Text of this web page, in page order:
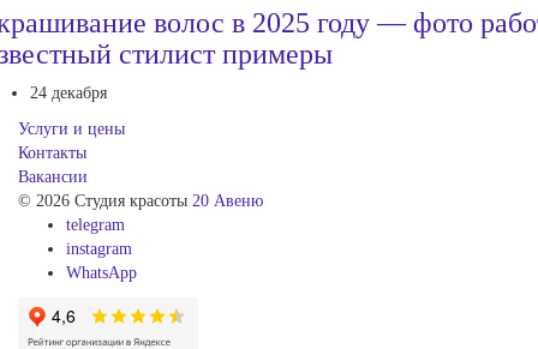
волос в 2025 году — фото
стилист примеры
24 декабря
Услуги и цены
Контакты
Вакансии
© 2026 Студия красоты 20 Авеню
telegram
instagram
WhatsApp